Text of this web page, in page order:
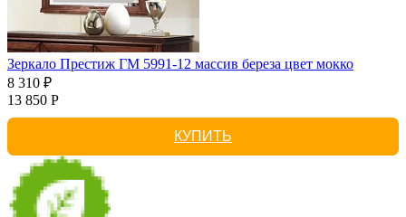
Зеркало Престиж ГМ 5991-12 массив береза цвет мокко
8 310 ₽
13 850 Р
КУПИТЬ